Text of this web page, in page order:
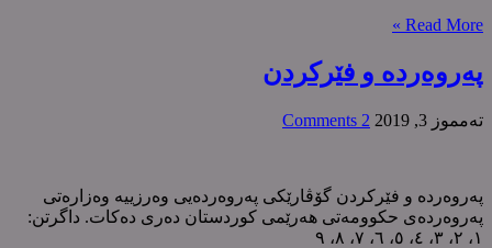
Read More »
پەروەردە و فێرکردن
ته‌مموز 3, 2019 2 Comments
پەروەردە و فێرکردن گۆڤارێکی پەروەردەیی وەرزییە وەزارەتی
پەروەردەی حکوومەتی هەرێمی کوردستان دەری دەکات. داگرتن:
١، ٢، ٣، ٤، ٥، ٦، ٧، ٨، ٩